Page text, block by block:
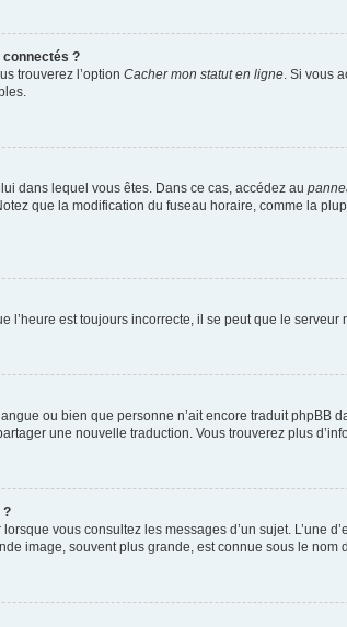
connectés ?
trouverez l’option Cacher mon statut en ligne . Si vous
dans lequel vous êtes. Dans ce cas, accédez au
que la modification du fuseau horaire, comme la
l’heure est toujours incorrecte, il se peut que le
ou bien que personne n’ait encore traduit
une nouvelle traduction. Vous trouverez plus
?
vous consultez les messages d’un sujet. L’une
image, souvent plus grande, est connue sous le nom